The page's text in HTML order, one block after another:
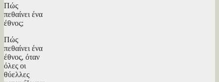
Πώς
πεθαίνει ένα
έθνος;
Πώς
πεθαίνει ένα
έθνος, όταν
όλες οι
θύελλες